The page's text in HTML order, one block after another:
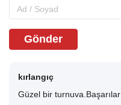
Gönder
kırlangıç
Güzel bir turnuva.Başarılar